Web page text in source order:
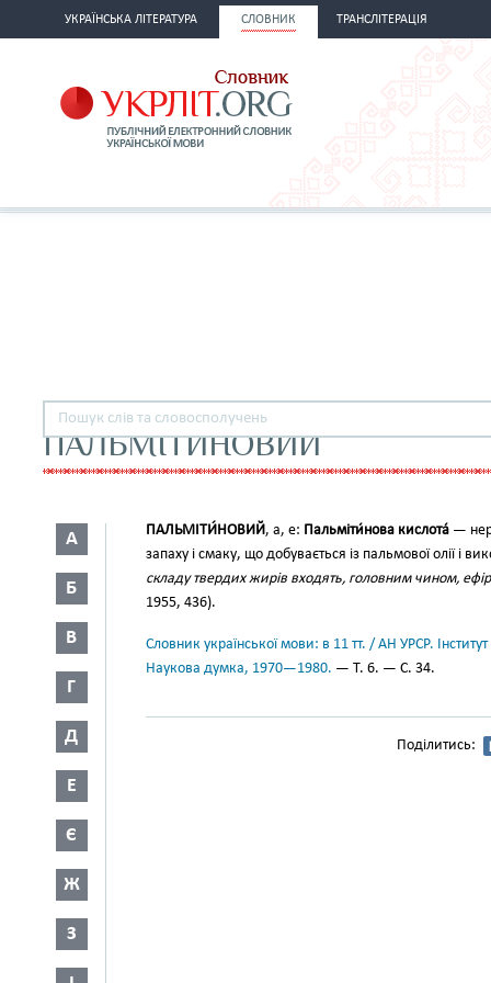
УКРАЇНСЬКА ЛІТЕРАТУРА СЛОВНИК ТРАНСЛІТЕРАЦІЯ
ПАЛЬМІТИНОВИЙ
А
Б
В
Г
Д
Е
Є
Ж
З
ПАЛЬМІТИ́НОВИЙ, а, е: Пальміти́нова кислота́ —
запаху і смаку, що добувається із пальмової олії і
складу твердих жирів входять, головним чином,
1955, 436).
Словник української мови: в 11 тт. / АН УРСР.
Наукова думка, 1970—1980. — Т. 6. — С. 34.
Поділитись: